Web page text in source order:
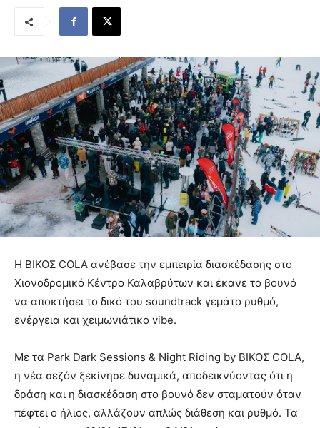
Η ΒΙΚΟΣ COLA ανέβασε την εμπειρία διασκέδασης στο
Χιονοδρομικό Κέντρο Καλαβρύτων και έκανε το βουνό
να αποκτήσει το δικό του soundtrack γεμάτο ρυθμό,
ενέργεια και χειμωνιάτικο vibe.
Με τα Park Dark Sessions & Night Riding by ΒΙΚΟΣ COLA,
η νέα σεζόν ξεκίνησε δυναμικά, αποδεικνύοντας ότι η
δράση και η διασκέδαση στο βουνό δεν σταματούν όταν
πέφτει ο ήλιος, αλλάζουν απλώς διάθεση και ρυθμό. Τα